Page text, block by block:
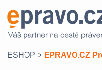
ESHOP EPRAVO.CZ